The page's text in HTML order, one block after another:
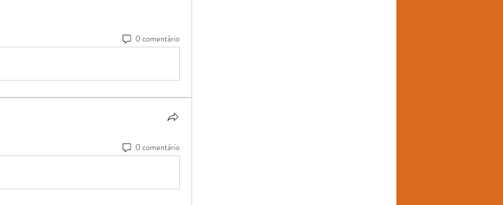
0 comentário
0 comentário